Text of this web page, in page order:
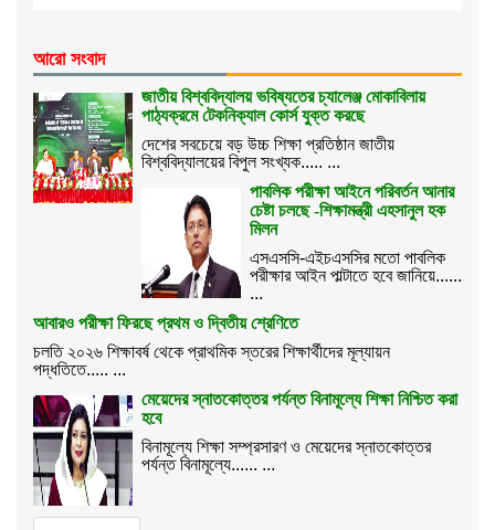
আরো সংবাদ
জাতীয় বিশ্ববিদ্যালয় ভবিষ্যতের চ্যালেঞ্জ মোকাবিলায়
পাঠ্যক্রমে টেকনিক্যাল কোর্স যুক্ত করছে
দেশের সবচেয়ে বড় উচ্চ শিক্ষা প্রতিষ্ঠান জাতীয়
বিশ্ববিদ্যালয়ের বিপুল সংখ্যক..... ...
পাবলিক পরীক্ষা আইনে পরিবর্তন আনার
চেষ্টা চলছে -শিক্ষামন্ত্রী এহসানুল হক
মিলন
এসএসসি-এইচএসসির মতো পাবলিক
পরীক্ষার আইন পাল্টাতে হবে জানিয়ে......
...
আবারও পরীক্ষা ফিরছে প্রথম ও দ্বিতীয় শ্রেণিতে
চলতি ২০২৬ শিক্ষাবর্ষ থেকে প্রাথমিক স্তরের শিক্ষার্থীদের মূল্যায়ন
পদ্ধতিতে..... ...
মেয়েদের স্নাতকোত্তর পর্যন্ত বিনামূল্যে শিক্ষা নিশ্চিত করা
হবে
বিনামূল্যে শিক্ষা সম্প্রসারণ ও মেয়েদের স্নাতকোত্তর
পর্যন্ত বিনামূল্যে...... ...